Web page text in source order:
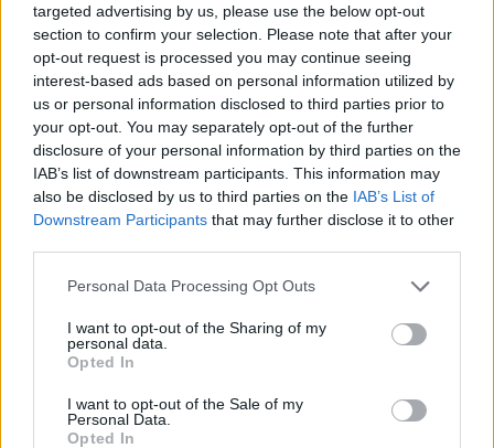
targeted advertising by us, please use the below opt-out
section to confirm your selection. Please note that after your
opt-out request is processed you may continue seeing
interest-based ads based on personal information utilized by
us or personal information disclosed to third parties prior to
your opt-out. You may separately opt-out of the further
disclosure of your personal information by third parties on the
IAB’s list of downstream participants. This information may
also be disclosed by us to third parties on the IAB’s List of
Downstream Participants that may further disclose it to other
Please note that this website/app uses one or more Google
not limited to your visit or usage behaviour. You may click to
grant or deny consent to Google and its third-party tags to
use your data for below specified purposes in below Google
consent section.
Personal Data Processing Opt Outs
I want to opt-out of the Sharing of my
personal data.
Opted In
I want to opt-out of the Sale of my
Personal Data.
Opted In
AUTORE
Redazione